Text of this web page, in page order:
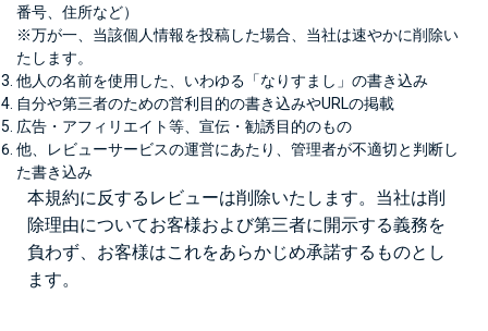
番号、住所など）
※万が一、当該個人情報を投稿した場合、当社は速やかに削除い
たします。
他人の名前を使用した、いわゆる「なりすまし」の書き込み
自分や第三者のための営利目的の書き込みやURLの掲載
広告・アフィリエイト等、宣伝・勧誘目的のもの
他、レビューサービスの運営にあたり、管理者が不適切と判断し
た書き込み
本規約に反するレビューは削除いたします。当社は削
除理由についてお客様および第三者に開示する義務を
負わず、お客様はこれをあらかじめ承諾するものとし
ます。